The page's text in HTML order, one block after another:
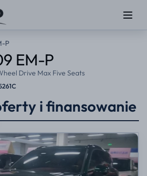
P
EM-P
Drive Max Five Seats
i finansowanie